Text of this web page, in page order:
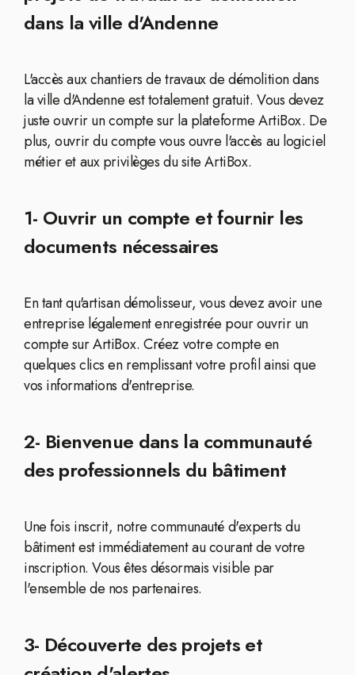
dans la ville d'Andenne
L'accès aux chantiers de travaux de démolition dans
la ville d'Andenne est totalement gratuit. Vous devez
juste ouvrir un compte sur la plateforme ArtiBox. De
plus, ouvrir du compte vous ouvre l'accès au logiciel
métier et aux privilèges du site ArtiBox.
1- Ouvrir un compte et fournir les
documents nécessaires
En tant qu'artisan démolisseur, vous devez avoir une
entreprise légalement enregistrée pour ouvrir un
compte sur ArtiBox. Créez votre compte en
quelques clics en remplissant votre profil ainsi que
vos informations d'entreprise.
2- Bienvenue dans la communauté
des professionnels du bâtiment
Une fois inscrit, notre communauté d'experts du
bâtiment est immédiatement au courant de votre
inscription. Vous êtes désormais visible par
l'ensemble de nos partenaires.
3- Découverte des projets et